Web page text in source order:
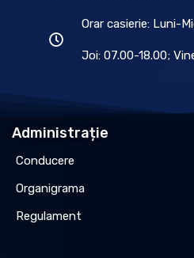
Orar casierie: Luni-
Joi: 07.00-18.00;
Administrație
Conducere
Organigrama
Regulament